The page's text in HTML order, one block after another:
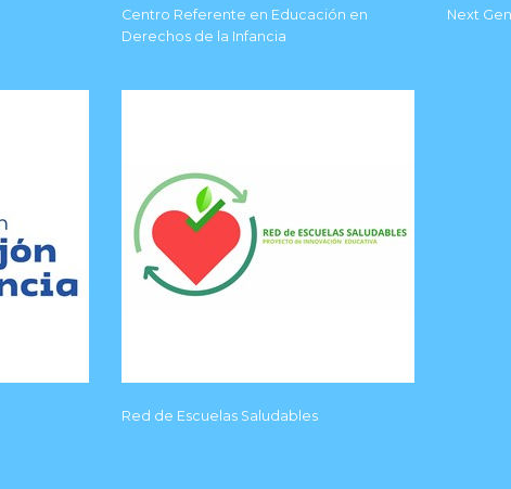
Centro Referente en Educación en
Derechos de la Infancia
Next
Red de Escuelas Saludables